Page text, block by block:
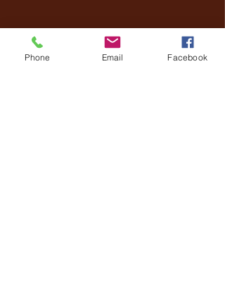
Phone Email Facebook